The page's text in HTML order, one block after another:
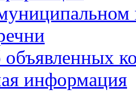
информация